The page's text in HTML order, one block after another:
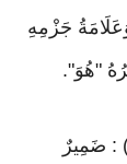
جَزْمِهِ
"هُوَ".
: ضَمِيرٌ